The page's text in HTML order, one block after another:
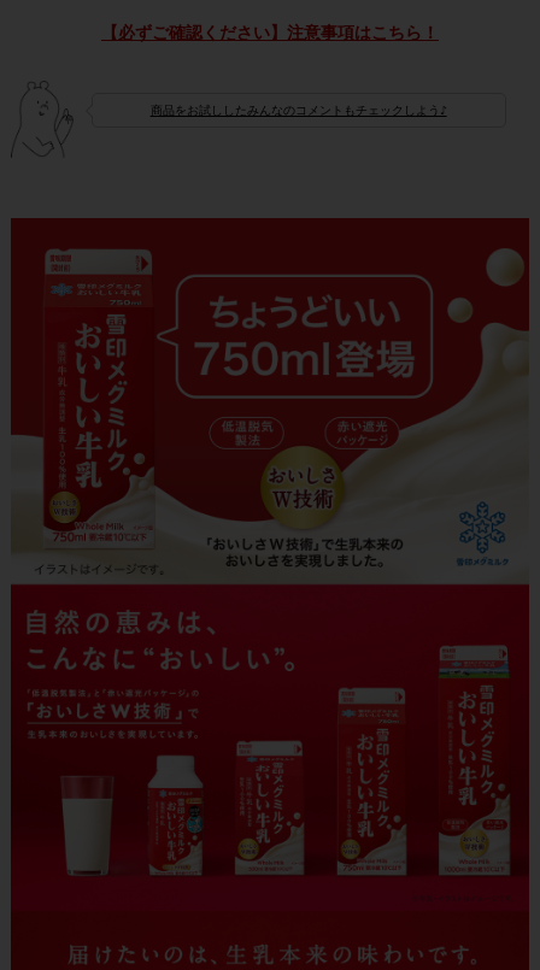
【必ずご確認ください】注意事項はこちら！
商品をお試ししたみんなのコメントもチェックしよう♪